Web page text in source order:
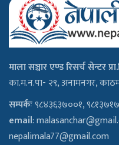
माला सञ्चार एण्ड रिसर्च सेन्टर
का.म.न.पा- २९, अनामनगर,
सम्पर्कः९८४३६३७००१,
email:
nepalimala77@gmail.com